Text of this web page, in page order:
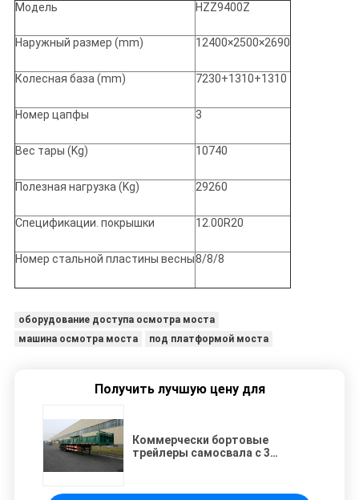
Модель HZZ9400Z
Наружный размер (mm) 12400×2500×2690
Колесная база (mm) 7230+1310+1310
Номер цапфы 3
Вес тары (Kg) 10740
Полезная нагрузка (Kg) 29260
Спецификации. покрышки 12.00R20
Номер стальной пластины весны8/8/8
оборудование доступа осмотра моста
машина осмотра моста
под платформой моста
Получить лучшую цену для
Коммерчески бортовые
трейлеры самосвала с 3